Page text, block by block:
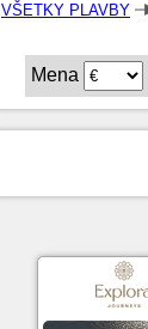
VŠETKY PLAVBY
Mena